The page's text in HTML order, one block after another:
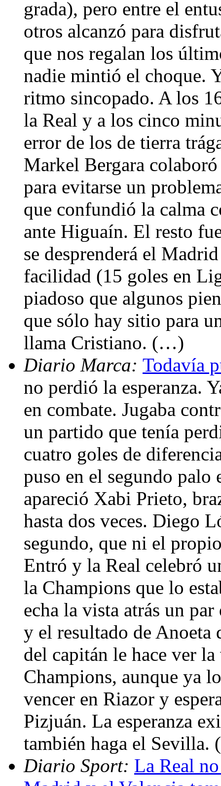
grada), pero entre el
otros alcanzó para
que nos regalan los
nadie mintió el choque.
ritmo sincopado. A los
la Real y a los cinco
error de los de tierra
Markel Bergara colaboró
para evitarse un
que confundió la calma
ante Higuaín. El resto
se desprenderá el
facilidad (15 goles en
piadoso que algunos
que sólo hay sitio para
llama Cristiano. (…)
Diario Marca: Todavía
no perdió la esperanza.
en combate. Jugaba
un partido que tenía
cuatro goles de
puso en el segundo
apareció Xabi Prieto,
hasta dos veces. Diego
segundo, que ni el
Entró y la Real celebró
la Champions que lo
echa la vista atrás un
y el resultado de Anoeta
del capitán le hace ver
Champions, aunque ya
vencer en Riazor y
Pizjuán. La esperanza
también haga el
Diario Sport: La Real